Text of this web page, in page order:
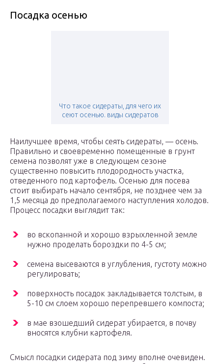
Посадка осенью
Что такое сидераты, для чего их
сеют осенью. виды сидератов
Наилучшее время, чтобы сеять сидераты, — осень.
Правильно и своевременно помещенные в грунт
семена позволят уже в следующем сезоне
существенно повысить плодородность участка,
отведенного под картофель. Осенью для посева
стоит выбирать начало сентября, не позднее чем за
1,5 месяца до предполагаемого наступления холодов.
Процесс посадки выглядит так:
во вскопанной и хорошо взрыхленной земле
нужно проделать бороздки по 4-5 см;
семена высеваются в углубления, густоту можно
регулировать;
поверхность посадок закладывается толстым, в
5-10 см слоем хорошо перепревшего компоста;
в мае взошедший сидерат убирается, в почву
вносятся клубни картофеля.
Смысл посадки сидерата под зиму вполне очевиден.